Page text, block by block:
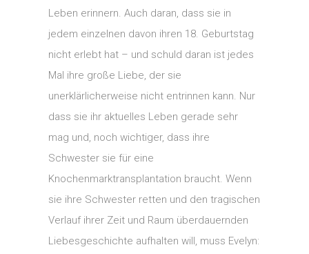
Leben erinnern. Auch daran, dass sie in
jedem einzelnen davon ihren 18. Geburtstag
nicht erlebt hat – und schuld daran ist jedes
Mal ihre große Liebe, der sie
unerklärlicherweise nicht entrinnen kann. Nur
dass sie ihr aktuelles Leben gerade sehr
mag und, noch wichtiger, dass ihre
Schwester sie für eine
Knochenmarktransplantation braucht. Wenn
sie ihre Schwester retten und den tragischen
Verlauf ihrer Zeit und Raum überdauernden
Liebesgeschichte aufhalten will, muss Evelyn: